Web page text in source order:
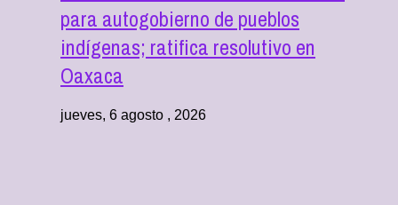
para autogobierno de pueblos
indígenas; ratifica resolutivo en
Oaxaca
jueves, 6 agosto , 2026